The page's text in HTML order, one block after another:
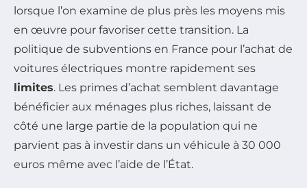
lorsque l’on examine de plus près les moyens mis
en œuvre pour favoriser cette transition. La
politique de subventions en France pour l’achat de
voitures électriques montre rapidement ses
limites. Les primes d’achat semblent davantage
bénéficier aux ménages plus riches, laissant de
côté une large partie de la population qui ne
parvient pas à investir dans un véhicule à 30 000
euros même avec l’aide de l’État.